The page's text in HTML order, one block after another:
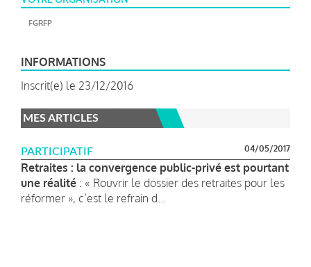
FGRFP
INFORMATIONS
Inscrit(e) le 23/12/2016
MES ARTICLES
PARTICIPATIF 04/05/2017
Retraites : la convergence public-privé est pourtant
une réalité : « Rouvrir le dossier des retraites pour les
réformer », c’est le refrain d...